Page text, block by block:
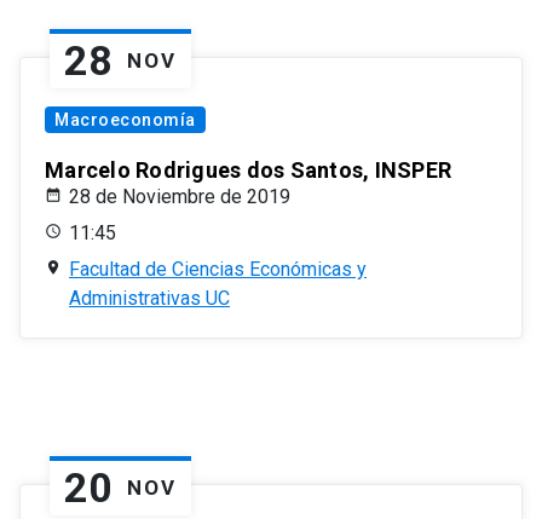
28 NOV
Macroeconomía
Marcelo Rodrigues dos Santos, INSPER
28 de Noviembre de 2019
11:45
Facultad de Ciencias Económicas y
Administrativas UC
20 NOV